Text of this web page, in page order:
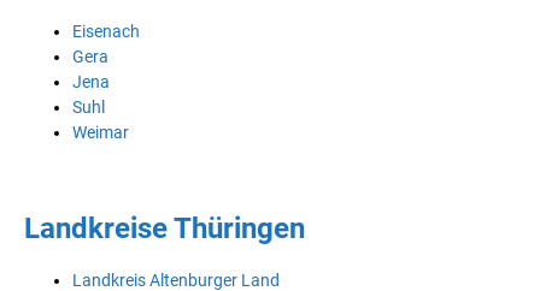
Eisenach
Gera
Jena
Suhl
Weimar
Landkreise Thüringen
Landkreis Altenburger Land